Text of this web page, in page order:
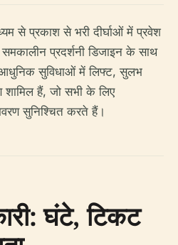
से प्रकाश से भरी दीर्घाओं में प्रवेश
प्रदर्शनी डिजाइन के साथ
सुविधाओं में लिफ्ट, सुलभ
हैं, जो सभी के लिए
सुनिश्चित करते हैं।
घंटे, टिकट